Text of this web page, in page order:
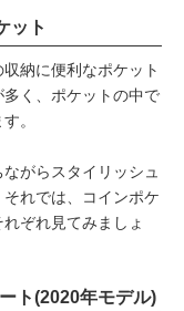
ット
納に便利なポケット
く、ポケットの中で
。
がらスタイリッシュ
れでは、コインポケ
ぞれ見てみましょ
ト(2020年モデル)